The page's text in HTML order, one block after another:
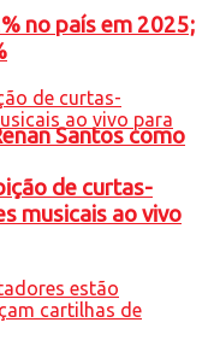
Santos como
no país em 2025;
de curtas-
musicais ao vivo